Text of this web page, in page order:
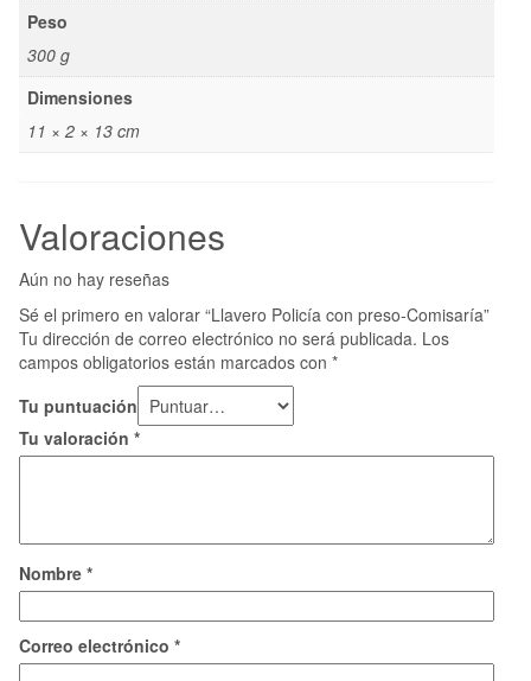
Peso
300 g
Dimensiones
11 × 2 × 13 cm
Valoraciones
Aún no hay reseñas
Sé el primero en valorar “Llavero Policía con preso-Comisaría”
Tu dirección de correo electrónico no será publicada. Los
campos obligatorios están marcados con *
Tu puntuación
Tu valoración *
Nombre *
Correo electrónico *